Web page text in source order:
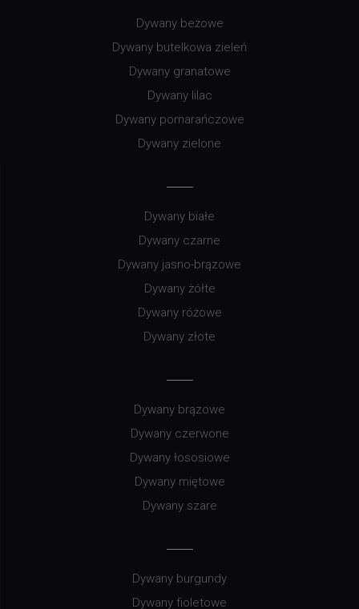
Dywany beżowe
Dywany butelkowa zieleń
Dywany granatowe
Dywany lilac
Dywany pomarańczowe
Dywany zielone
Dywany białe
Dywany czarne
Dywany jasno-brązowe
Dywany żółte
Dywany różowe
Dywany złote
Dywany brązowe
Dywany czerwone
Dywany łososiowe
Dywany miętowe
Dywany szare
Dywany burgundy
Dywany fioletowe